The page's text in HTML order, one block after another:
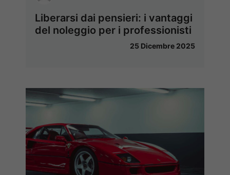
Liberarsi dai pensieri: i vantaggi
del noleggio per i professionisti
25 Dicembre 2025